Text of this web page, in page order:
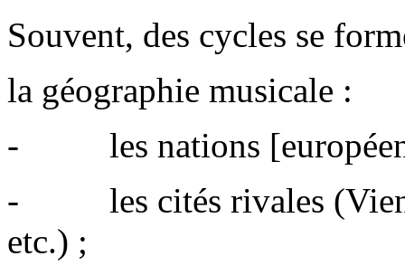
Souvent, des cycles se
la géographie musicale :
- les nations
- les cités rivales
etc.) ;